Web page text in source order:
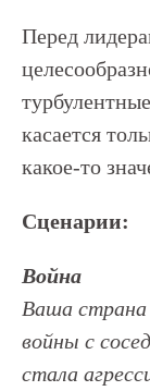
Перед
касается
какое-то
Сценарии:
Война
Ваша страна
войны с
стала